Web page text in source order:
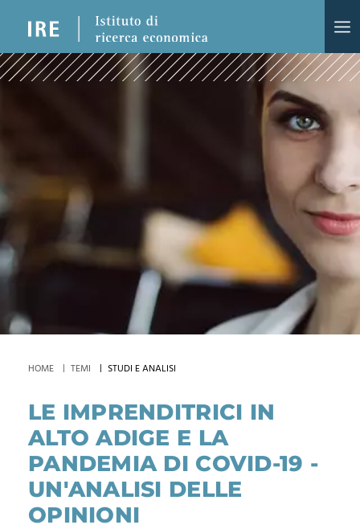
HOME TEMI STUDI E ANALISI
LE IMPRENDITRICI IN
ALTO ADIGE E LA
PANDEMIA DI COVID-19 -
UN'ANALISI DELLE
OPINIONI